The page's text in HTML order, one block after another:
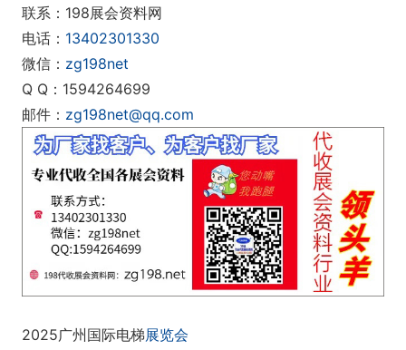
联系：198展会资料网
电话： 13402301330
微信： zg198net
Q Q：1594264699
邮件： zg198net@qq.com
2025广州国际电梯展览会